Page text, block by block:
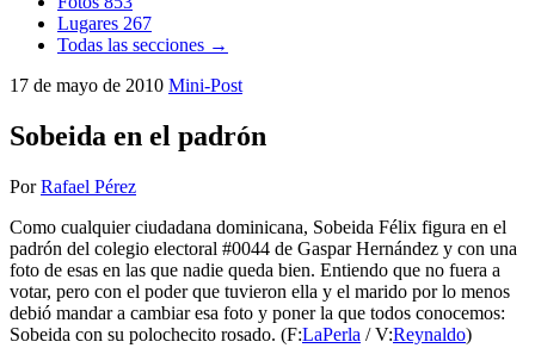
Lugares 267
Todas las secciones →
17 de mayo de 2010 Mini-Post
Sobeida en el padrón
PorRafael Pérez
Como cualquier ciudadana dominicana, Sobeida Félix figura en el
padrón del colegio electoral #0044 de Gaspar Hernández y con una
foto de esas en las que nadie queda bien. Entiendo que no fuera a
votar, pero con el poder que tuvieron ella y el marido por lo menos
debió mandar a cambiar esa foto y poner la que todos conocemos:
Sobeida con su polochecito rosado. (F:LaPerla / V:Reynaldo)